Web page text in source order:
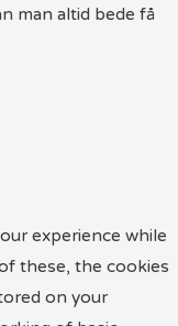
man altid bede få
experience while
these, the cookies
on your